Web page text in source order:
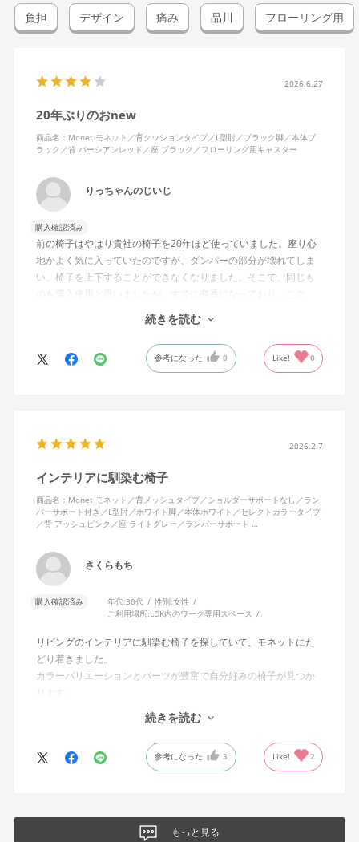
負担 デザイン 痛み 品川 フローリング用
2026.6.27
20年ぶりのおnew
商品名：Monet モネット／背クッションタイプ／L型肘／ブラック脚／本体ブ
ラック／背 パーシアンレッド／座 ブラック／フローリング用キャスター
りっちゃんのじいじ
購入確認済み
前の椅子はやはり貴社の椅子を20年ほど使っていました。座り心
地かよく気に入っていたのですが、ダンパーの部分が壊れてしま
い、椅子を上下することができなくなりました。そこで、同じも
のを購入使用と思いましたが、すでに廃番になっており、この
MonEtを購入しました。やや固めの椅子ですが、使っているうち
になじんでくるのではと思っています。フローリング床で使って
いますが、ややキャスターがよく動きすぎるのが難点でしょう
か。
続きを読む
参考になった 0 Like! 0
2026.2.7
インテリアに馴染む椅子
商品名：Monet モネット／背メッシュタイプ／ショルダーサポートなし／ラン
バーサポート付き／L型肘／ホワイト脚／本体ホワイト／セレクトカラータイプ
／背 アッシュピンク／座 ライトグレー／ランバーサポート …
さくらもち
購入確認済み 年代:30代 性別:女性
ご利用場所:LDK内のワーク専用スペース
リビングのインテリアに馴染む椅子を探していて、モネットにた
どり着きました。
カラーバリエーションとパーツが豊富で自分好みの椅子が見つか
オフィスチェアにしては比較的コンパクトで家に置くのに最適で
した、座り心地も良く大変気に入っています。
今回どうしても欲しい色の組み合わせがあったので固定肘の物を
購入しましたが、欲を言えば稼働肘バージョンもバイカラーなど
続きを読む
参考になった 3 Like! 2
もっと見る